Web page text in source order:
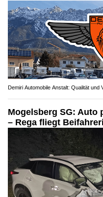
Demiri Automobile Anstalt: Qualität und
Mogelsberg SG:
– Rega fliegt